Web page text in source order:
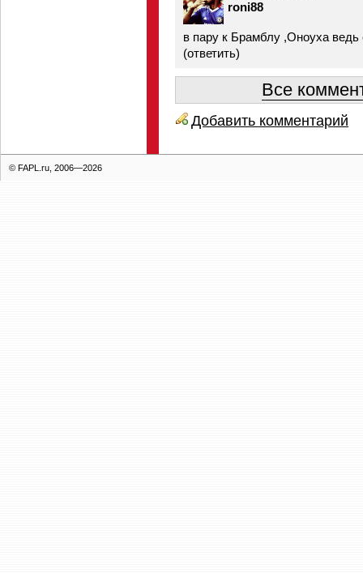
roni88
в пару к Брамблу ,Оноуха
(ответить)
Все
Добавить комментарий
© FAPL.ru, 2006—2026